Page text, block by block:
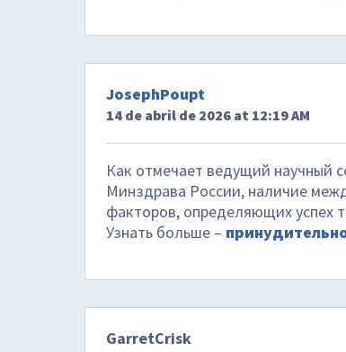
JosephPoupt
14 de abril de 2026 at 12:19 AM
Как отмечает ведущий научный
Минздрава России, наличие
факторов, определяющих успех
Узнать больше –
GarretCrisk